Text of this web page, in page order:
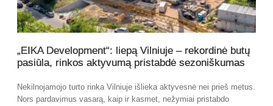
„EIKA Development“: liepą Vilniuje – rekordinė butų
pasiūla, rinkos aktyvumą pristabdė sezoniškumas
Nekilnojamojo turto rinka Vilniuje išlieka aktyvesnė nei prieš metus.
Nors pardavimus vasarą, kaip ir kasmet, nežymiai pristabdo